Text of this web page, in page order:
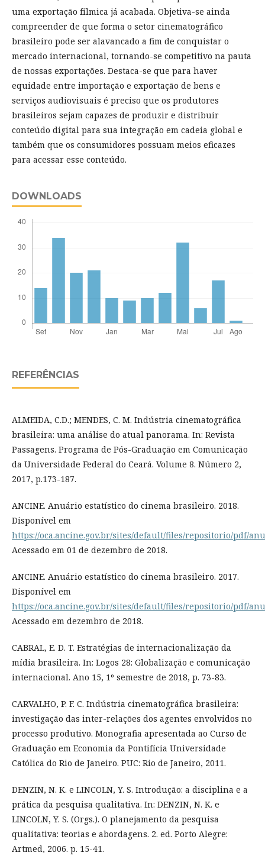
uma exportação fílmica já acabada. Objetiva-se ainda
compreender de que forma o setor cinematográfico
brasileiro pode ser alavancado a fim de conquistar o
mercado internacional, tornando-se competitivo na pauta
de nossas exportações. Destaca-se que para haver
equidade entre importação e exportação de bens e
serviços audiovisuais é preciso que os produtores
brasileiros sejam capazes de produzir e distribuir
conteúdo digital para sua integração em cadeia global e
também que os consumidores possuam meios eficazes
para acessar esse conteúdo.
DOWNLOADS
REFERÊNCIAS
ALMEIDA, C.D.; MENDES, C. M. Indústria cinematográfica
brasileira: uma análise do atual panorama. In: Revista
Passagens. Programa de Pós-Graduação em Comunicação
da Universidade Federal do Ceará. Volume 8. Número 2,
2017, p.173-187.
ANCINE. Anuário estatístico do cinema brasileiro. 2018.
Disponível em
https://oca.ancine.gov.br/sites/default/files/repositorio/pdf/
Acessado em 01 de dezembro de 2018.
ANCINE. Anuário estatístico do cinema brasileiro. 2017.
Disponível em
https://oca.ancine.gov.br/sites/default/files/repositorio/pdf/
Acessado em dezembro de 2018.
CABRAL, E. D. T. Estratégias de internacionalização da
mídia brasileira. In: Logos 28: Globalização e comunicação
internacional. Ano 15, 1º semestre de 2018, p. 73-83.
CARVALHO, P. F. C. Indústria cinematográfica brasileira:
investigação das inter-relações dos agentes envolvidos no
processo produtivo. Monografia apresentada ao Curso de
Graduação em Economia da Pontifícia Universidade
Católica do Rio de Janeiro. PUC: Rio de Janeiro, 2011.
DENZIN, N. K. e LINCOLN, Y. S. Introdução: a disciplina e a
prática da pesquisa qualitativa. In: DENZIN, N. K. e
LINCOLN, Y. S. (Orgs.). O planejamento da pesquisa
qualitativa: teorias e abordagens. 2. ed. Porto Alegre:
Artmed, 2006. p. 15-41.